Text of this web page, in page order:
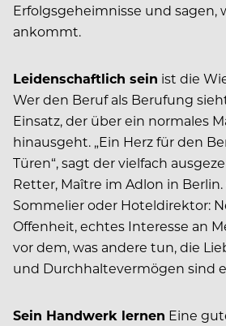
Erfolgsgeheimnisse und sagen,
ankommt.
Leidenschaftlich sein ist die
Wer den Beruf als Berufung
Einsatz, der über ein normales
hinausgeht. „Ein Herz für den
Türen“, sagt der vielfach
Retter, Maître im Adlon in
Sommelier oder Hoteldirektor:
Offenheit, echtes Interesse an
vor dem, was andere tun, die
und Durchhaltevermögen sind
Sein Handwerk lernen Eine